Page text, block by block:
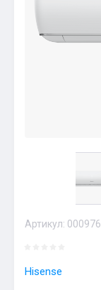
Артикул: 000976
Hisense